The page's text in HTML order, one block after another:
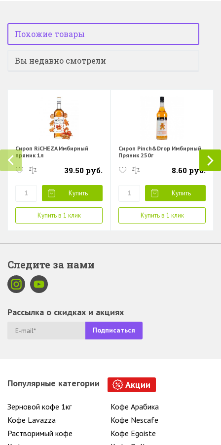
Похожие товары
Вы недавно смотрели
Сироп RiCHEZA Имбирный
пряник 1л
39.50 руб.
Купить
Купить в 1 клик
Сироп Pinch&Drop Имбирный
Пряник 250г
8.60 руб.
Купить
Купить в 1 клик
Следите за нами
Рассылка о скидках и акциях
Популярные категории Акции
Зерновой кофе 1кг
Кофе Арабика
Кофе Lavazza
Кофе Nescafe
Растворимый кофе
Кофе Egoiste